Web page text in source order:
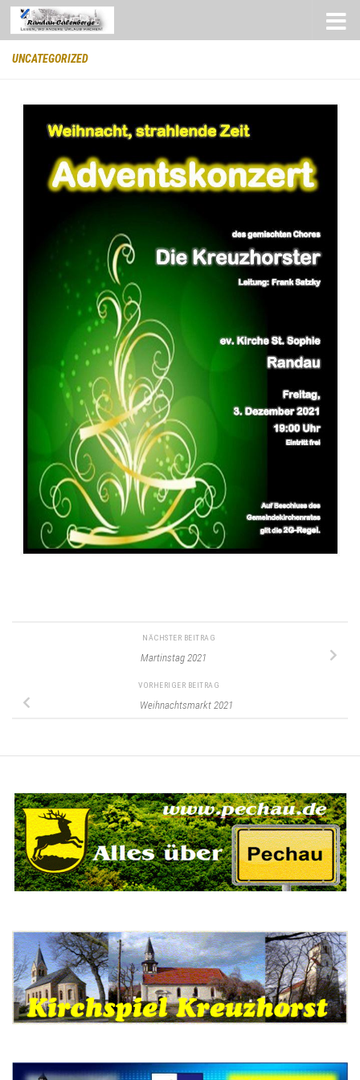
Zum Inhalt springen
UNCATEGORIZED
NÄCHSTER BEITRAG
Martinstag 2021
VORHERIGER BEITRAG
Weihnachtsmarkt 2021